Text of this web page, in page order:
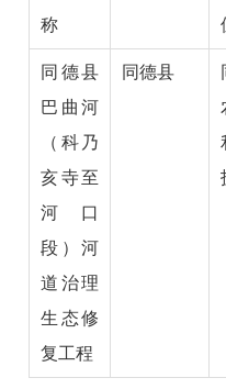
称
同德县
巴曲河
（科乃
亥寺至
河口
段）河
道治理
生态修
复工程
同德县